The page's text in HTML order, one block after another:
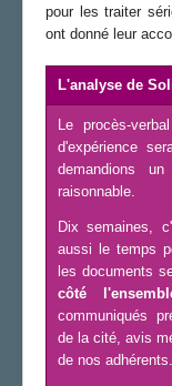
pour les traiter
ont donné leur
L'analyse de
Le procès-
d'expérience
demandions
raisonnable.
Dix semaines,
aussi le temps
les documents
côté
communiqués
de la cité, avis
de nos adhérents.